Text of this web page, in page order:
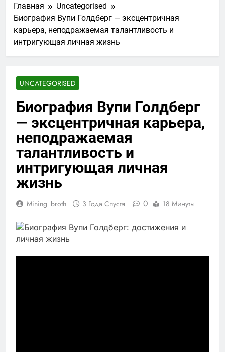
Главная
Uncategorised
Биография Вупи Голдберг — эксцентричная
карьера, неподражаемая талантливость и
интригующая личная жизнь
UNCATEGORISED
Биография Вупи Голдберг
— эксцентричная карьера,
неподражаемая
талантливость и
интригующая личная
жизнь
Mining_broth 3 Года Спустя 0 18 Минуты